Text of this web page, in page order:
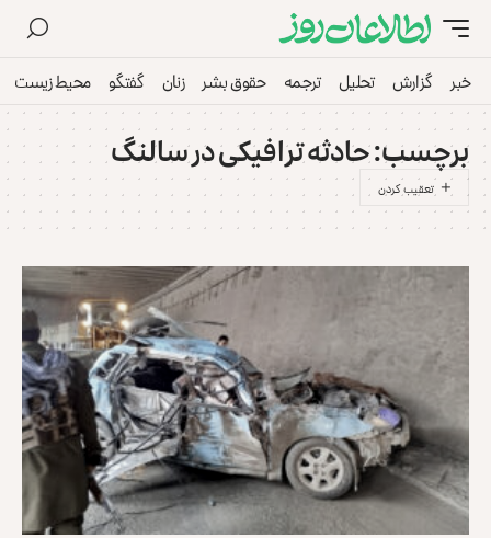
خبر گزارش تحلیل ترجمه حقوق بشر زنان گفتگو محیط زیست
برچسب:حادثه ترافیکی در سالنگ